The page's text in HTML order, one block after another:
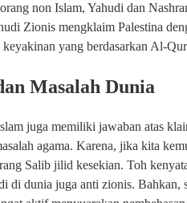
non Islam, Yahudi dan
Zionis mengklaim Palestina
keyakinan yang berdasarkan Al-
Masalah Dunia
juga memiliki jawaban atas
agama. Karena, jika kita
Salib jilid kesekian. Toh
di dunia juga anti zionis. Bahkan,